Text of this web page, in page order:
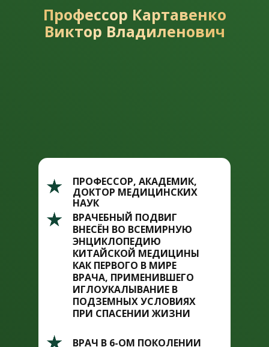
Профессор Картавенко
Виктор Владиленович
ПРОФЕССОР, АКАДЕМИК,
ДОКТОР МЕДИЦИНСКИХ
НАУК
ВРАЧЕБНЫЙ ПОДВИГ
ВНЕСЁН ВО ВСЕМИРНУЮ
ЭНЦИКЛОПЕДИЮ
КИТАЙСКОЙ МЕДИЦИНЫ
КАК ПЕРВОГО В МИРЕ
ВРАЧА, ПРИМЕНИВШЕГО
ИГЛОУКАЛЫВАНИЕ В
ПОДЗЕМНЫХ УСЛОВИЯХ
ПРИ СПАСЕНИИ ЖИЗНИ
ВРАЧ В 6-ОМ ПОКОЛЕНИИ